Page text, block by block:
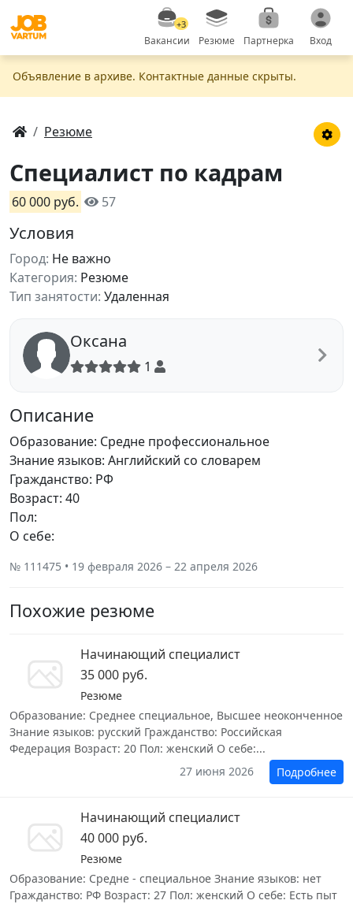
+3
Вакансии Резюме Партнерка Вход
Объявление в apxивe. Контактные данные скрыты.
Резюме
Специалист по кадрам
60 000 руб. 57
Условия
Город: Не важно
Категория: Резюме
Тип занятости: Удаленная
Оксана
1
Описание
Образование: Средне профессиональное
Знание языков: Английский со словарем
Гражданство: РФ
Возраст: 40
Пол:
О себе:
№ 111475 • 19 февраля 2026 – 22 апреля 2026
Похожие резюме
Начинающий специалист
35 000 руб.
Резюме
Образование: Среднее специальное, Высшее неоконченное
Знание языков: русский Гражданство: Российская
Федерация Возраст: 20 Пол: женский О себе:...
27 июня 2026
Подробнее
Начинающий специалист
40 000 руб.
Резюме
Образование: Средне - специальное Знание языков: нет
Гражданство: РФ Возраст: 27 Пол: женский О себе: Есть пыт